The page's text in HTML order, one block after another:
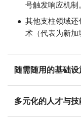
号触发响应机制
其他支柱领域还
术（代表为新加
随需随用的基础设
多元化的人才与技